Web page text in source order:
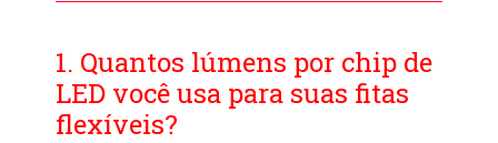
1. Quantos lúmens por chip de
LED você usa para suas fitas
flexíveis?